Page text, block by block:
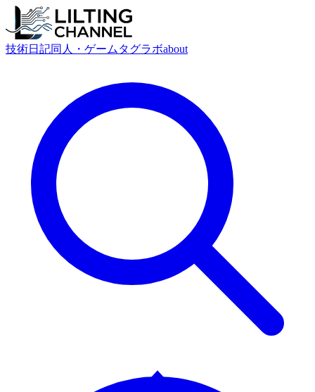
技術日記同人・ゲーム タグラボabout